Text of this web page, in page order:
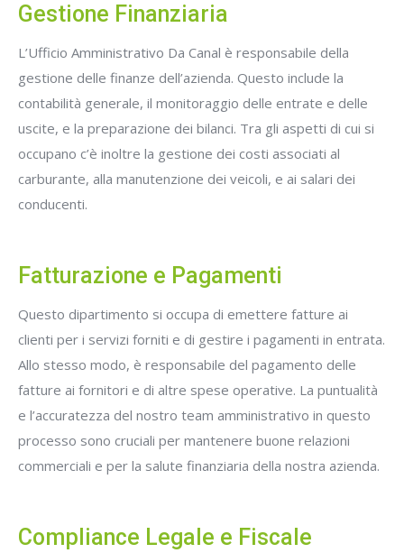
Gestione Finanziaria
L’Ufficio Amministrativo Da Canal è responsabile della
gestione delle finanze dell’azienda. Questo include la
contabilità generale, il monitoraggio delle entrate e delle
uscite, e la preparazione dei bilanci. Tra gli aspetti di cui si
occupano c’è inoltre la gestione dei costi associati al
carburante, alla manutenzione dei veicoli, e ai salari dei
conducenti.
Fatturazione e Pagamenti
Questo dipartimento si occupa di emettere fatture ai
clienti per i servizi forniti e di gestire i pagamenti in entrata.
Allo stesso modo, è responsabile del pagamento delle
fatture ai fornitori e di altre spese operative. La puntualità
e l’accuratezza del nostro team amministrativo in questo
processo sono cruciali per mantenere buone relazioni
commerciali e per la salute finanziaria della nostra azienda.
Compliance Legale e Fiscale